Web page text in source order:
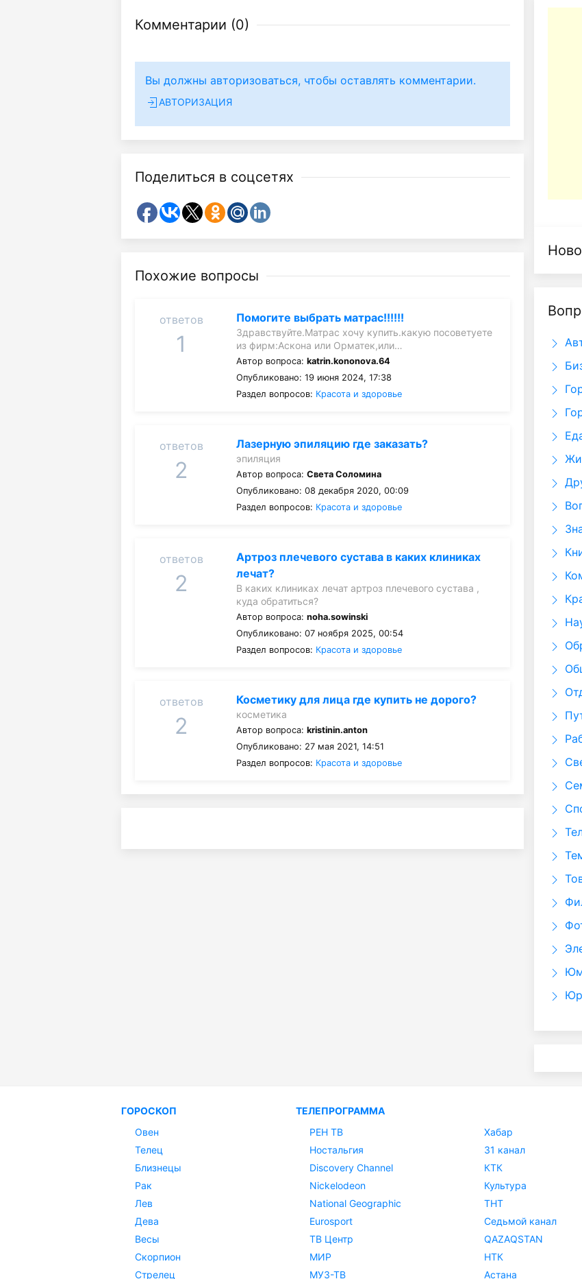
Комментарии (0)
Вы должны авторизоваться, чтобы оставлять комментарии.
АВТОРИЗАЦИЯ
Поделиться в соцсетях
Похожие вопросы
ответов
1
Помогите выбрать матрас!!!!!!
Здравствуйте.Матрас хочу купить.какую посоветуете
из фирм:Аскона или Орматек,или…
Автор вопроса:katrin.kononova.64
Опубликовано: 19 июня 2024, 17:38
Раздел вопросов: Красота и здоровье
ответов
2
Лазерную эпиляцию где заказать?
эпиляция
Автор вопроса:Света Соломина
Опубликовано: 08 декабря 2020, 00:09
Раздел вопросов: Красота и здоровье
ответов
2
Артроз плечевого сустава в каких клиниках
лечат?
В каких клиниках лечат артроз плечевого сустава ,
куда обратиться?
Автор вопроса:noha.sowinski
Опубликовано: 07 ноября 2025, 00:54
Раздел вопросов: Красота и здоровье
ответов
2
Косметику для лица где купить не дорого?
косметика
Автор вопроса:kristinin.anton
Опубликовано: 27 мая 2021, 14:51
Раздел вопросов: Красота и здоровье
ГОРОСКОП
Овен
Телец
Близнецы
Рак
Лев
Дева
Весы
Скорпион
Стрелец
ТЕЛЕПРОГРАММА
РЕН ТВ
Ностальгия
Discovery Channel
Nickelodeon
National Geographic
Eurosport
ТВ Центр
МИР
МУЗ-ТВ
Хабар
31 канал
КТК
Культура
ТНТ
Седьмой канал
QAZAQSTAN
НТК
Астана